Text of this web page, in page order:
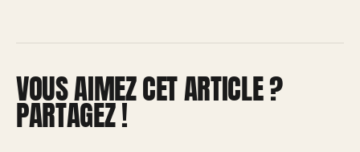
VOUS AIMEZ CET ARTICLE ?
PARTAGEZ !